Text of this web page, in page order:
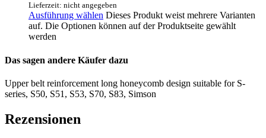
Lieferzeit: nicht angegeben
Ausführung wählen Dieses Produkt weist mehrere Varianten
auf. Die Optionen können auf der Produktseite gewählt
werden
Das sagen andere Käufer dazu
Upper belt reinforcement long honeycomb design suitable for S-
series, S50, S51, S53, S70, S83, Simson
Rezensionen